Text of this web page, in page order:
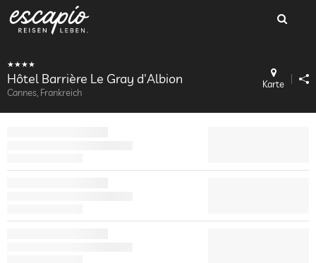
Hôtel Barrière Le Gray d'Albion
Cannes, Frankreich
Karte